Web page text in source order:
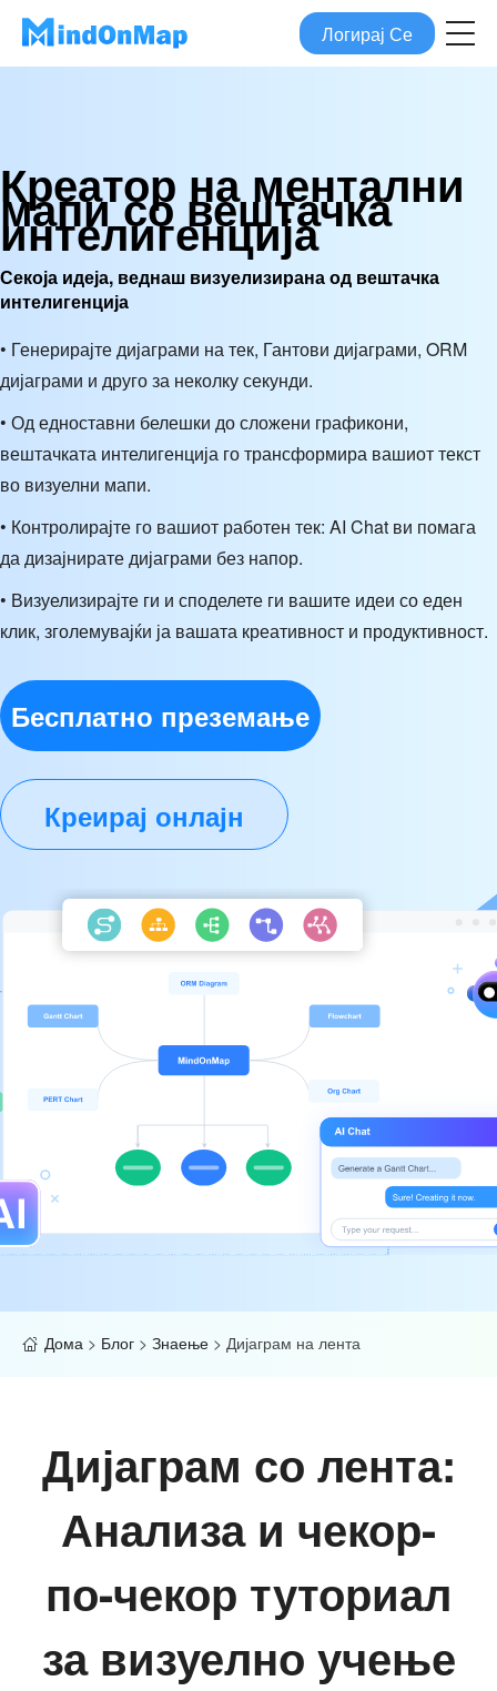
Логирај Се
Креатор на ментални
мапи со вештачка
интелигенција
Секоја идеја, веднаш визуелизирана од вештачка
интелигенција
• Генерирајте дијаграми на тек, Гантови дијаграми, ORM
дијаграми и друго за неколку секунди.
• Од едноставни белешки до сложени графикони,
вештачката интелигенција го трансформира вашиот текст
во визуелни мапи.
• Контролирајте го вашиот работен тек: AI Chat ви помага
да дизајнирате дијаграми без напор.
• Визуелизирајте ги и споделете ги вашите идеи со еден
клик, зголемувајќи ја вашата креативност и продуктивност.
Бесплатно преземање
Креирај онлајн
Дома > Блог > Знаење > Дијаграм на лента
Дијаграм со лента:
Анализа и чекор-
по-чекор туториал
за визуелно учење